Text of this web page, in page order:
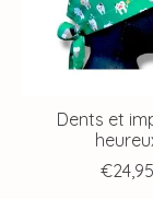
Dents et
€24,95